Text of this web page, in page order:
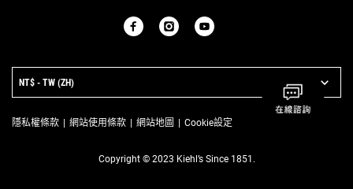
NT$ - TW (ZH)
Copyright © 2023 Kiehl’s Since 1851.
隱私權條款 網站使用條款 網站地圖 Cookie設定